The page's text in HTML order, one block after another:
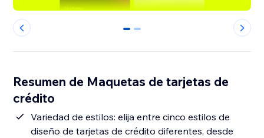
0 1
Resumen de Maquetas de tarjetas de
crédito
Variedad de estilos: elija entre cinco estilos de
diseño de tarjetas de crédito diferentes, desde